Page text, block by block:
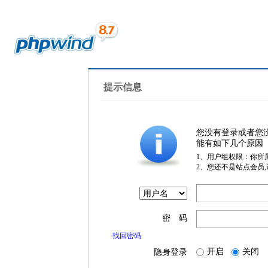
提示信息
您没有登录或者您
能有如下几个原因
1、用户组权限：你所
2、您还不是站点会员
密 码
找回密码
隐身登录 开启 关闭